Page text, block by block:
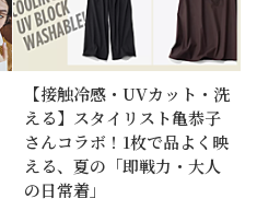
【接触冷感・UVカット・洗
える】スタイリスト亀恭子
さんコラボ！1枚で品よく映
える、夏の「即戦力・大人
の日常着」